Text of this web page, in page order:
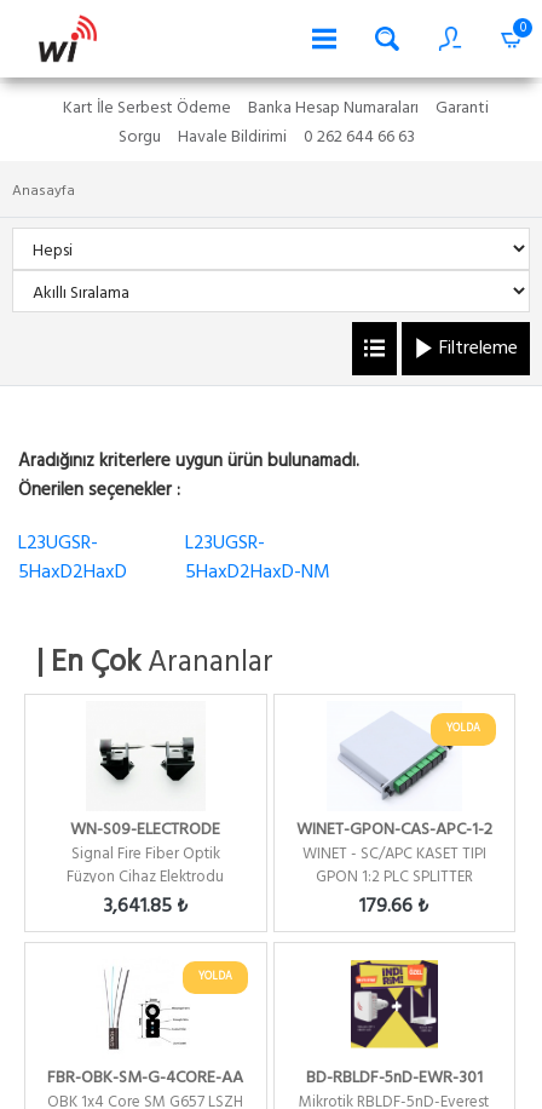
0
Kart İle Serbest Ödeme Banka Hesap Numaraları
Garanti
Sorgu
Havale Bildirimi 0 262 644 66 63
Anasayfa
Filtreleme
Aradığınız kriterlere uygun ürün bulunamadı.
Önerilen seçenekler :
L23UGSR-
5HaxD2HaxD
L23UGSR-
5HaxD2HaxD-NM
| En ÇokArananlar
WN-S09-ELECTRODE
Signal Fire Fiber Optik
Füzyon Cihaz Elektrodu
3,641.85 ₺
YOLDA
WINET-GPON-CAS-APC-1-2
WINET - SC/APC KASET TIPI
GPON 1:2 PLC SPLITTER
179.66 ₺
YOLDA
FBR-OBK-SM-G-4CORE-AA
OBK 1x4 Core SM G657 LSZH
BD-RBLDF-5nD-EWR-301
Mikrotik RBLDF-5nD-Everest